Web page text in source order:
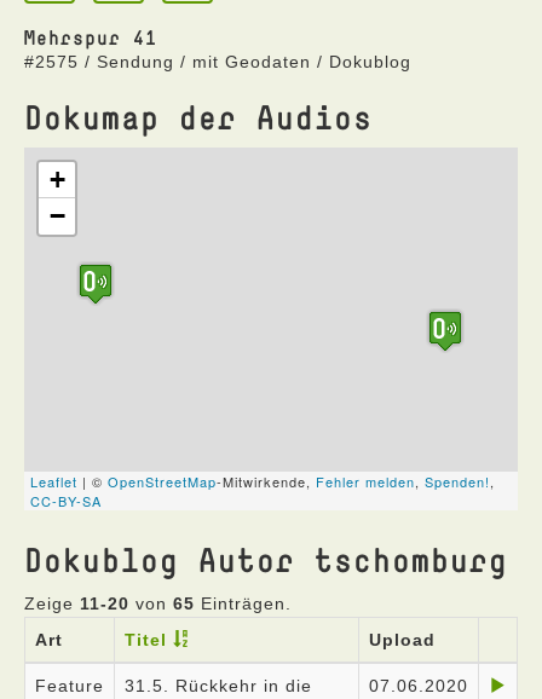
Mehrspur 41
#2575 / Sendung / mit Geodaten / Dokublog
Dokumap der Audios
Dokublog Autor tschomburg
Zeige 11-20 von 65 Einträgen.
Art
Titel Upload
Feature
31.5. Rückkehr in die
07.06.2020